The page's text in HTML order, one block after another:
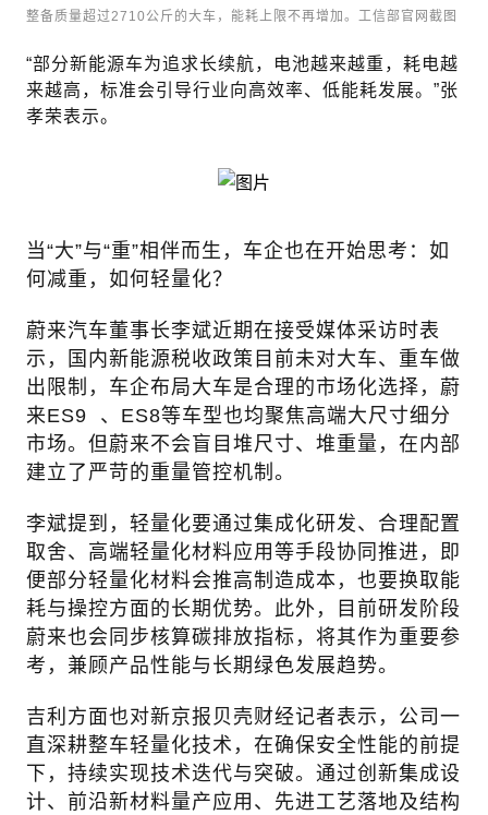
整备质量超过2710公斤的大车，能耗上限不再增加。工信部官网截图
“部分新能源车为追求长续航，电池越来越重，耗电越
来越高，标准会引导行业向高效率、低能耗发展。”张
孝荣表示。
当“大”与“重”相伴而生，车企也在开始思考：如
何减重，如何轻量化？
蔚来汽车董事长李斌近期在接受媒体采访时表
示，国内新能源税收政策目前未对大车、重车做
出限制，车企布局大车是合理的市场化选择， 蔚
来ES9
、ES8等车型也均聚焦高端大尺寸细分
市场。但蔚来不会盲目堆尺寸、堆重量，在内部
建立了严苛的重量管控机制。
李斌提到，轻量化要通过集成化研发、合理配置
取舍、高端轻量化材料应用等手段协同推进，即
便部分轻量化材料会推高制造成本，也要换取能
耗与操控方面的长期优势。此外，目前研发阶段
蔚来也会同步核算碳排放指标，将其作为重要参
考，兼顾产品性能与长期绿色发展趋势。
吉利方面也对新京报贝壳财经记者表示，公司一
直深耕整车轻量化技术，在确保安全性能的前提
下，持续实现技术迭代与突破。通过创新集成设
计、前沿新材料量产应用、先进工艺落地及结构